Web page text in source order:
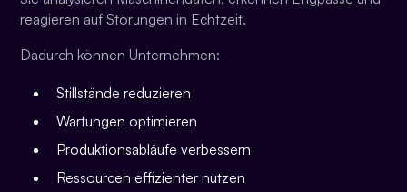
reagieren auf Störungen in Echtzeit.
Dadurch können Unternehmen:
Stillstände reduzieren
Wartungen optimieren
Produktionsabläufe verbessern
Ressourcen effizienter nutzen